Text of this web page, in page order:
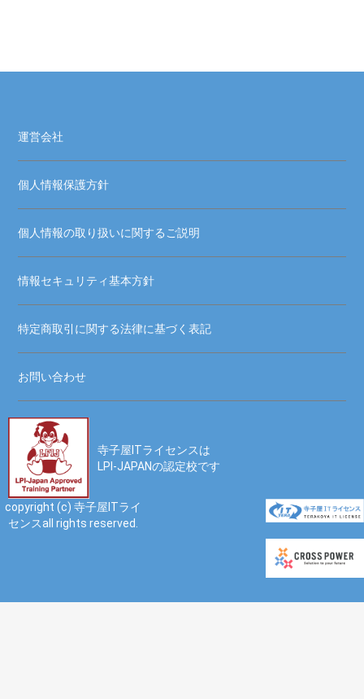
運営会社
個人情報保護方針
個人情報の取り扱いに関するご説明
情報セキュリティ基本方針
特定商取引に関する法律に基づく表記
お問い合わせ
寺子屋ITライセンスは
LPI-JAPANの認定校です
copyright (c) 寺子屋ITライ
センスall rights reserved.